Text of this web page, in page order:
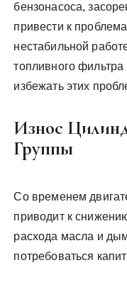
бензонасоса,
привести к
нестабильной
топливного фильтра
избежать этих
Износ
Группы
Со временем
приводит к
расхода масла и
потребоваться